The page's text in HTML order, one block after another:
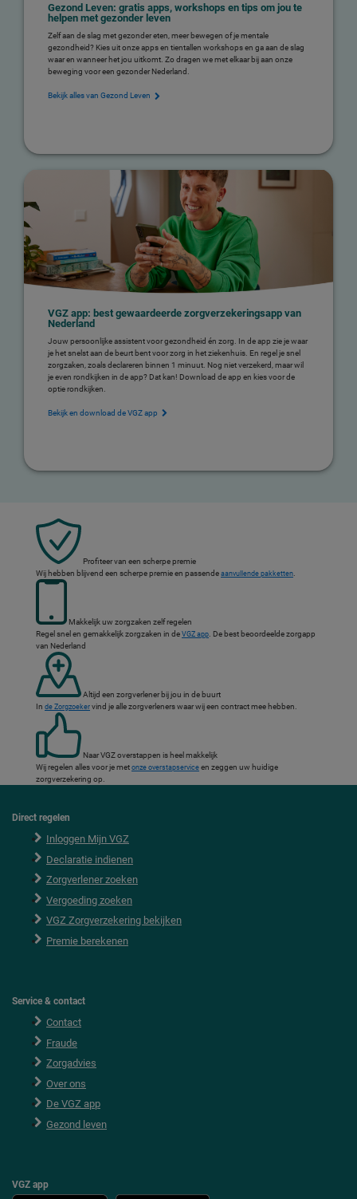
Gezond Leven: gratis apps, workshops en tips om jou te
helpen met gezonder leven
Zelf aan de slag met gezonder eten, meer bewegen of je mentale
gezondheid? Kies uit onze apps en tientallen workshops en ga aan de slag
waar en wanneer het jou uitkomt. Zo dragen we met elkaar bij aan onze
beweging voor een gezonder Nederland.
Bekijk alles van Gezond Leven
VGZ app: best gewaardeerde zorgverzekeringsapp van
Nederland
Jouw persoonlijke assistent voor gezondheid én zorg. In de app zie je waar
je het snelst aan de beurt bent voor zorg in het ziekenhuis. En regel je snel
zorgzaken, zoals declareren binnen 1 minuut. Nog niet verzekerd, maar wil
je even rondkijken in de app? Dat kan! Download de app en kies voor de
optie rondkijken.
Bekijk en download de VGZ app
Profiteer van een scherpe premie
Wij hebben blijvend een scherpe premie en passende aanvullende pakketten.
Makkelijk uw zorgzaken zelf regelen
Regel snel en gemakkelijk zorgzaken in de VGZ app. De best beoordeelde zorgapp
van Nederland
Altijd een zorgverlener bij jou in de buurt
In de Zorgzoeker vind je alle zorgverleners waar wij een contract mee hebben.
Naar VGZ overstappen is heel makkelijk
Wij regelen alles voor je met onze overstapservice en zeggen uw huidige
zorgverzekering op.
Direct regelen
Inloggen Mijn VGZ
Declaratie indienen
Zorgverlener zoeken
Vergoeding zoeken
VGZ Zorgverzekering bekijken
Premie berekenen
Service & contact
Contact
Fraude
Zorgadvies
Over ons
De VGZ app
Gezond leven
VGZ app